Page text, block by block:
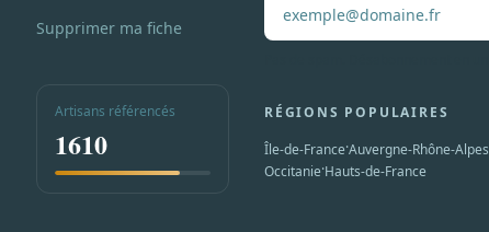
Supprimer ma fiche
Artisans référencés
1610
RÉGIONS POPULAIRES
Île-de-France·Auvergne-Rhône-Alpes
Occitanie·Hauts-de-France